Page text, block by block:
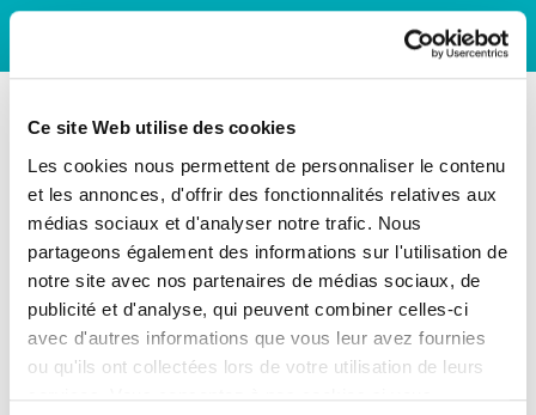
Ce site Web utilise des cookies
Les cookies nous permettent de personnaliser le contenu
et les annonces, d'offrir des fonctionnalités relatives aux
médias sociaux et d'analyser notre trafic. Nous
partageons également des informations sur l'utilisation de
notre site avec nos partenaires de médias sociaux, de
publicité et d'analyse, qui peuvent combiner celles-ci
avec d'autres informations que vous leur avez fournies
ou qu'ils ont collectées lors de votre utilisation de leurs